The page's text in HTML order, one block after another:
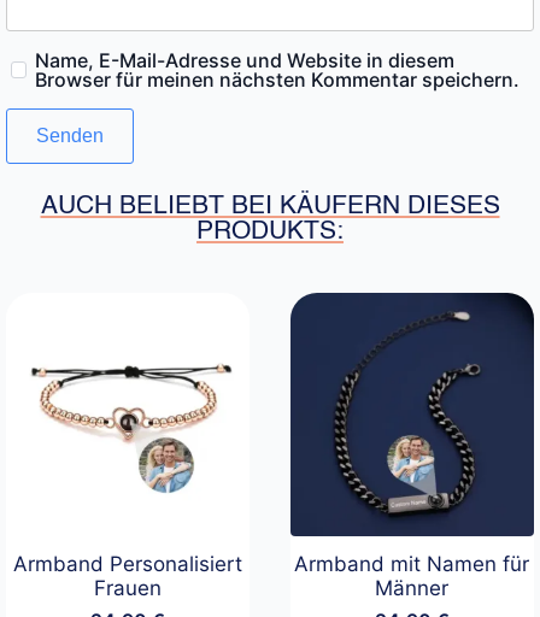
Name, E-Mail-Adresse und Website in diesem
Browser für meinen nächsten Kommentar speichern.
AUCH BELIEBT BEI KÄUFERN DIESES
PRODUKTS:
Armband Personalisiert
Frauen
Armband mit Namen für
Männer